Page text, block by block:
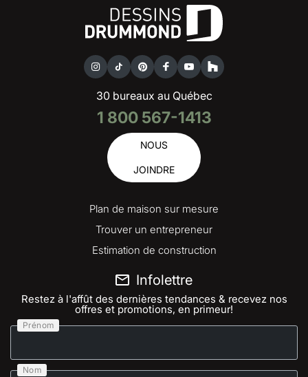
30 bureaux au Québec
1 800 567-1413
NOUS
JOINDRE
Plan de maison sur mesure
Trouver un entrepreneur
Estimation de construction
Infolettre
Restez à l'affût des dernières tendances & recevez nos
offres et promotions, en primeur!
Prénom
Nom